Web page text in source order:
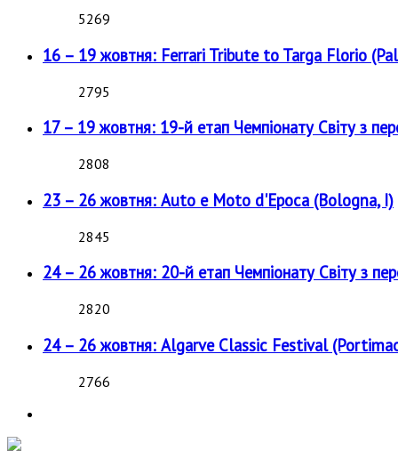
5269
16 – 19 жовтня: Ferrari Tribute to Targa Florio
2795
17 – 19 жовтня: 19-й етап Чемпіонату Світу з
2808
23 – 26 жовтня: Auto e Moto d'Epoca (Bologna, I)
2845
24 – 26 жовтня: 20-й етап Чемпіонату Світу з
2820
24 – 26 жовтня: Algarve Classic Festival
2766